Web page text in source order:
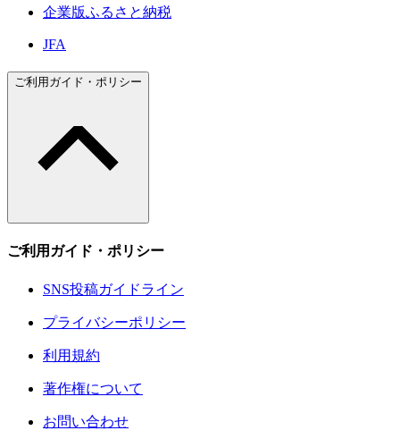
企業版ふるさと納税
JFA
ご利用ガイド・ポリシー
ご利用ガイド・ポリシー
SNS投稿ガイドライン
プライバシーポリシー
利用規約
著作権について
お問い合わせ